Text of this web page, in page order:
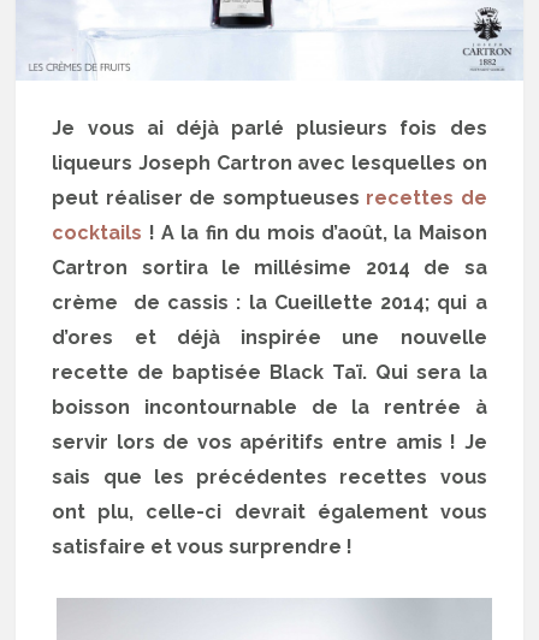
Je vous ai déjà parlé plusieurs fois des
liqueurs Joseph Cartron avec lesquelles on
peut réaliser de somptueuses recettes de
cocktails ! A la fin du mois d’août, la Maison
Cartron sortira le millésime 2014 de sa
crème de cassis : la Cueillette 2014; qui a
d’ores et déjà inspirée une nouvelle
recette de baptisée Black Taï. Qui sera la
boisson incontournable de la rentrée à
servir lors de vos apéritifs entre amis ! Je
sais que les précédentes recettes vous
ont plu, celle-ci devrait également vous
satisfaire et vous surprendre !